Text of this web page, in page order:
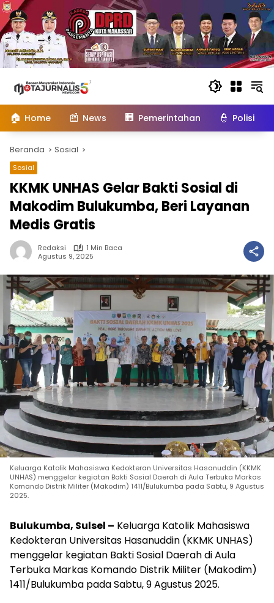
konten
🏠 Home 📰 News 🏢 Pemerintahan 👮 Polisi
Beranda Sosial
Sosial
KKMK UNHAS Gelar Bakti Sosial di
Makodim Bulukumba, Beri Layanan
Medis Gratis
Redaksi
1 Min Baca
Agustus 9, 2025
Keluarga Katolik Mahasiswa Kedokteran Universitas Hasanuddin (KKMK
UNHAS) menggelar kegiatan Bakti Sosial Daerah di Aula Terbuka Markas
Komando Distrik Militer (Makodim) 1411/Bulukumba pada Sabtu, 9 Agustus
2025.
Bulukumba, Sulsel – Keluarga Katolik Mahasiswa
Kedokteran Universitas Hasanuddin (KKMK UNHAS)
menggelar kegiatan Bakti Sosial Daerah di Aula
Terbuka Markas Komando Distrik Militer (Makodim)
1411/Bulukumba pada Sabtu, 9 Agustus 2025.